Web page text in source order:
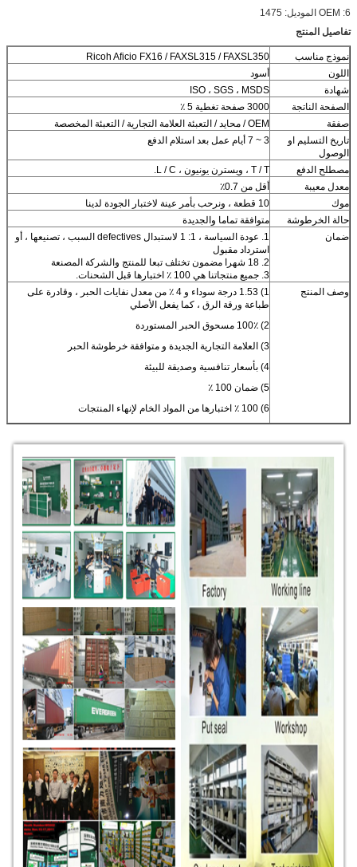
6: OEM الموديل: 1475
تفاصيل المنتج
نموذج مناسب
Ricoh Aficio FX16 / FAXSL315 / FAXSL350
اللون
أسود
شهادة
ISO ، SGS ، MSDS
الصفحة الناتجة
3000 صفحة تغطية 5 ٪
صفقة
OEM / محايد / التعبئة العلامة التجارية / التعبئة المخصصة
تاريخ التسليم او
الوصول
3 ~ 7 أيام عمل بعد استلام الدفع
مصطلح الدفع
T / T ، ويسترن يونيون ، L / C.
معدل معيبة
أقل من 0.7٪
موك
10 قطعة ، ونرحب بأمر عينة لاختبار الجودة لدينا
حالة الخرطوشة
متوافقة تماما والجديدة
ضمان
1. عودة السياسة ، 1: 1 لاستبدال defectives السبب ، تصنيعها ، أو
استرداد مقبول
2. 18 شهرا مضمون تختلف تبعا للمنتج والشركة المصنعة
3. جميع منتجاتنا هي 100 ٪ اختبارها قبل الشحنات.
وصف المنتج
1) 1.53 درجة سوداء و 4 ٪ من معدل نفايات الحبر ، وقادرة على
طباعة ورقة الرق ، كما يفعل الأصلي
2) 100٪ مسحوق الحبر المستوردة
3) العلامة التجارية الجديدة و متوافقة خرطوشة الحبر
4) بأسعار تنافسية وصديقة للبيئة
5) ضمان 100 ٪
6) 100 ٪ اختبارها من المواد الخام لإنهاء المنتجات